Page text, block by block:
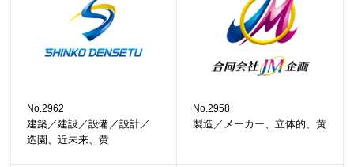
No.2962
建築／建設／設備／設計／
造園、近未来、黄
No.2958
製造／メーカー、立体的、黄